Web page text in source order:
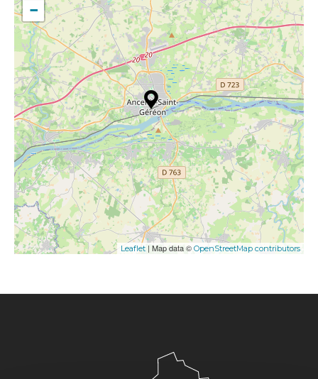
−
Leaflet | Map data © OpenStreetMap contributors